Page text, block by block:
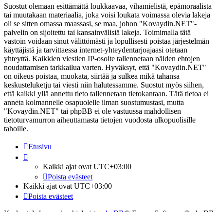
Suostut olemaan esittämättä loukkaavaa, vihamielistä, epämoraalista
tai muutakaan materiaalia, joka voisi loukata voimassa olevia lakeja
oli se sitten omassa maassasi, se maa, johon "Kovaydin.NET"-
palvelin on sijoitettu tai kansainvälisiä lakeja. Toimimalla tätä
vastoin voidaan sinut välittömästi ja lopullisesti poistaa järjestelmän
käyttäjistä ja tarvittaessa internet-yhteydentarjoajaasi otetaan
yhteyttä. Kaikkien viestien IP-osoite tallennetaan näiden ehtojen
noudattamisen tarkkailua varten. Hyväksyt, että "Kovaydin.NET"
on oikeus poistaa, muokata, siirtää ja sulkea mikä tahansa
keskusteluketju tai viesti niin halutessamme. Suostut myös siihen,
että kaikki yllä annettu tieto tallennetaan tietokantaan. Tätä tietoa ei
anneta kolmannelle osapuolelle ilman suostumustasi, mutta
"Kovaydin.NET" tai phpBB ei ole vastuussa mahdollisen
tietoturvamurron aiheuttamasta tietojen vuodosta ulkopuolisille
tahoille.
Etusivu
Kaikki ajat ovat UTC+03:00
Poista evästeet
Kaikki ajat ovat UTC+03:00
Poista evästeet